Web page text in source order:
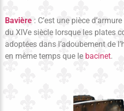
Bavière : C’est une pièce
du XIVe siècle lorsque les plates
adoptées dans l’adoubement de
en même temps que le bacinet.